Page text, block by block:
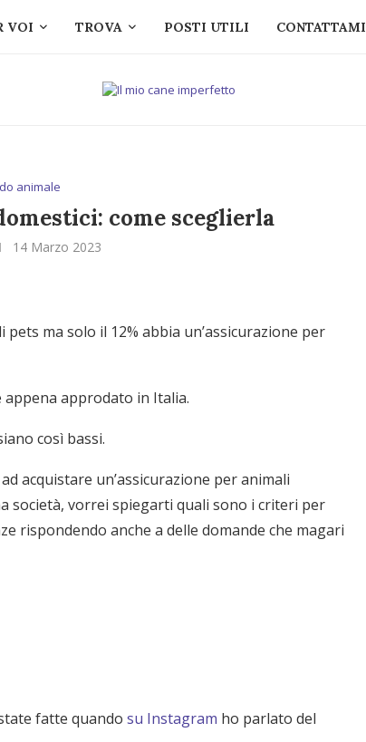
VOI TROVA POSTI UTILI CONTATTAMI
animale
come sceglierla
14 Marzo 2023
ma solo il 12% abbia un’assicurazione per
approdato in Italia.
così bassi.
acquistare un’assicurazione per animali
società, vorrei spiegarti quali sono i criteri per
rispondendo anche a delle domande che magari
fatte quando su Instagram ho parlato del